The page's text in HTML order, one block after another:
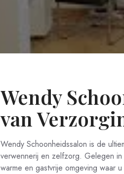
Wendy
van
Wendy Schoonheidssalon is de
verwennerij en zelfzorg. Gelegen
warme en gastvrije omgeving waar